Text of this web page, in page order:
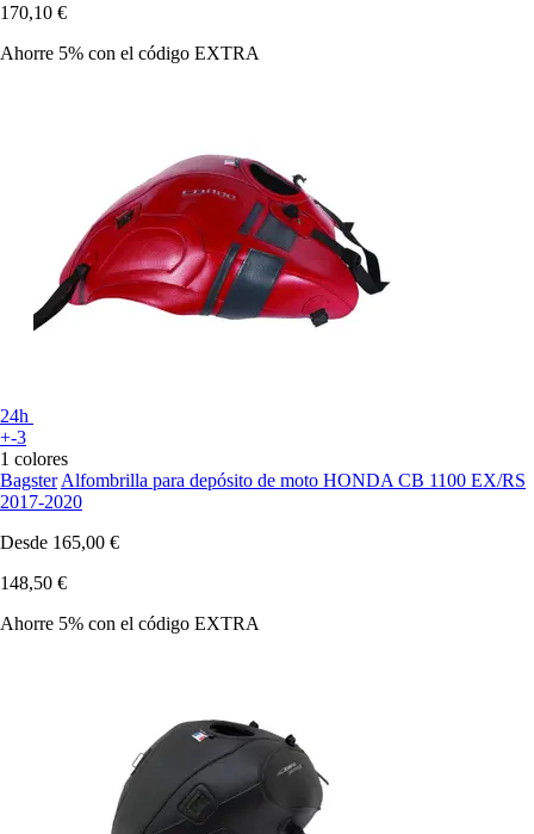
170,10 €
Ahorre 5% con el código EXTRA
24h
+-3
1 colores
Bagster Alfombrilla para depósito de moto HONDA CB 1100 EX/RS
2017-2020
Desde 165,00 €
148,50 €
Ahorre 5% con el código EXTRA